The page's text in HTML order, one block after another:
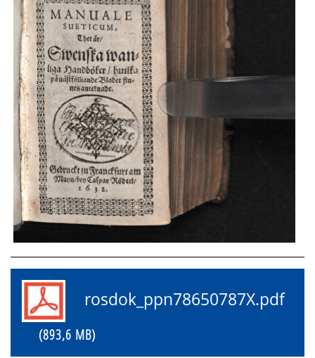
rosdok_ppn78650787X.pdf
(893,6 MB)